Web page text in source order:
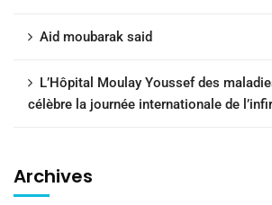
Aid moubarak said
L’Hôpital Moulay Youssef des
célèbre la journée internationale de
Archives